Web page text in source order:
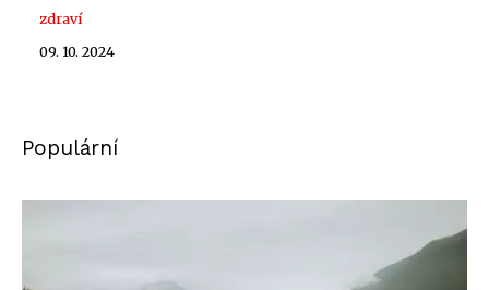
zdraví
09. 10. 2024
Populární